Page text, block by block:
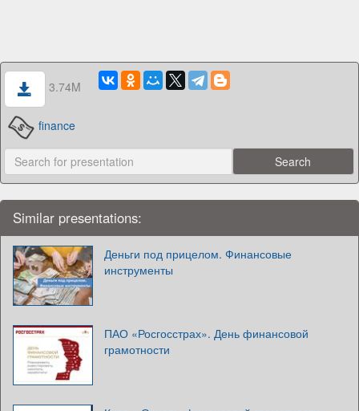
3.74M
finance
Similar presentations:
Деньги под прицелом. Финансовые
инструменты
ПАО «Росгосстрах». День финансовой
грамотности